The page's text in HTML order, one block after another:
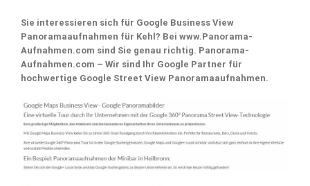
Sie interessieren sich für Google Business View
Panoramaaufnahmen für Kehl? Bei www.Panorama-
Aufnahmen.com sind Sie genau richtig. Panorama-
Aufnahmen.com – Wir sind Ihr Google Partner für
hochwertige Google Street View Panoramaaufnahmen.